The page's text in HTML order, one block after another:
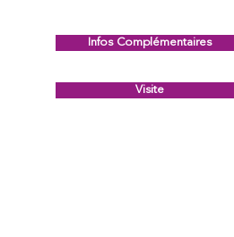
Infos Complémentaires
Visite